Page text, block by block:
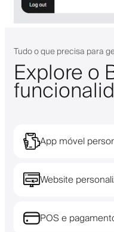
Tudo o que precisa para
Explore o
App móvel
Website
POS e